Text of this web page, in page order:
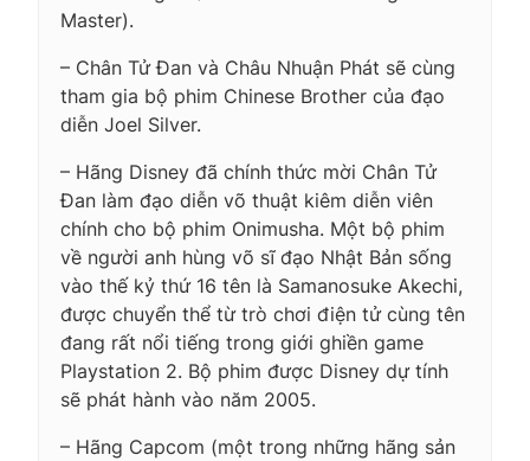
Master).
– Chân Tử Đan và Châu Nhuận Phát sẽ cùng
tham gia bộ phim Chinese Brother của đạo
diễn Joel Silver.
– Hãng Disney đã chính thức mời Chân Tử
Đan làm đạo diễn võ thuật kiêm diễn viên
chính cho bộ phim Onimusha. Một bộ phim
về người anh hùng võ sĩ đạo Nhật Bản sống
vào thế kỷ thứ 16 tên là Samanosuke Akechi,
được chuyển thể từ trò chơi điện tử cùng tên
đang rất nổi tiếng trong giới ghiền game
Playstation 2. Bộ phim được Disney dự tính
sẽ phát hành vào năm 2005.
– Hãng Capcom (một trong những hãng sản